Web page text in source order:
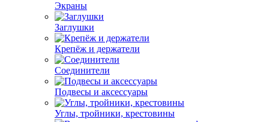
Экраны
Заглушки
Крепёж и держатели
Соединители
Подвесы и аксессуары
Углы, тройники, крестовины